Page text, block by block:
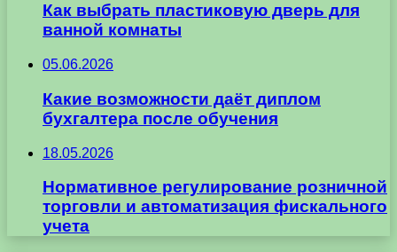
Как выбрать пластиковую дверь для
ванной комнаты
05.06.2026
Какие возможности даёт диплом
бухгалтера после обучения
18.05.2026
Нормативное регулирование розничной
торговли и автоматизация фискального
учета